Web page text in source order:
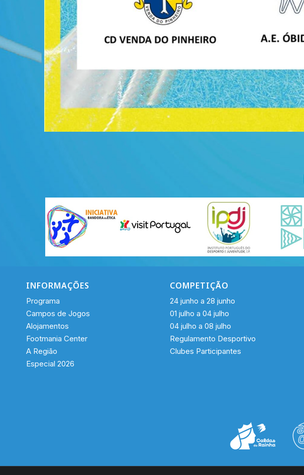
INFORMAÇÕES
Programa
Campos de Jogos
Alojamentos
Footmania Center
A Região
Especial 2026
COMPETIÇÃO
24 junho a 28 junho
01 julho a 04 julho
04 julho a 08 julho
Regulamento Desportivo
Clubes Participantes